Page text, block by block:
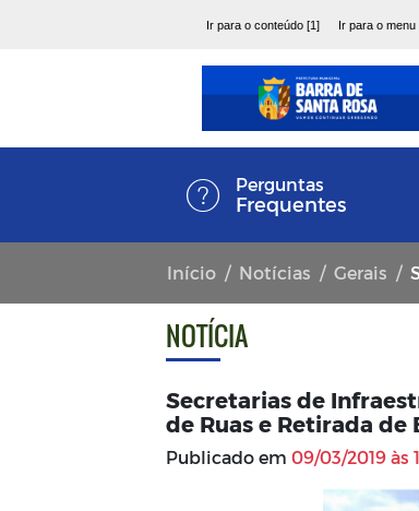
Ir para o conteúdo [1] Ir para o menu
Perguntas
Frequentes
Início Notícias Gerais
NOTÍCIA
Secretarias de
de Ruas e Retirada de
Publicado em 09/03/2019 às